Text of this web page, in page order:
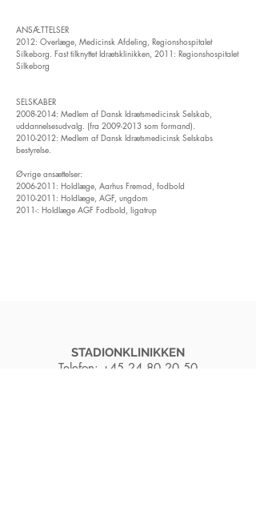
ANSÆTTELSER
2012: Overlæge, Medicinsk Afdeling, Regionshospitalet
Silkeborg. Fast tilknyttet Idrætsklinikken, 2011: Regionshospitalet
Silkeborg
SELSKABER
2008-2014: Medlem af Dansk Idrætsmedicinsk Selskab,
uddannelsesudvalg. (fra 2009-2013 som formand).
2010-2012: Medlem af Dansk Idrætsmedicinsk Selskabs
bestyrelse.
Øvrige ansættelser:
2006-2011 : Holdlæge, Aarhus Fremad, fodbold
2010-2011 : Holdlæge, AGF, ungdom
2011-: Holdlæge AGF Fodbold, ligatrup
STADIONKLINIKKEN
Telefon: +45 24 80 20 50